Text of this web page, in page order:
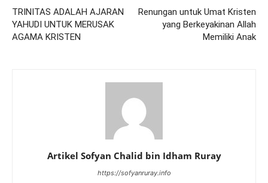
TRINITAS ADALAH AJARAN
YAHUDI UNTUK MERUSAK
AGAMA KRISTEN
Renungan untuk Umat Kristen
yang Berkeyakinan Allah
Memiliki Anak
Artikel Sofyan Chalid bin Idham Ruray
https://sofyanruray.info